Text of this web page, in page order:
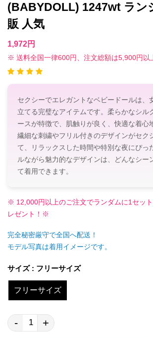
(BABYDOLL) 1247wt ラン
販 人気
1,972円
※ 送料全国一律600円、注文総額は5,900円
セクシーでエレガントなベビードールは、
立てる完璧なアイテムです。柔らかなシル
ースが特徴で、肌触りが良く、快適な着心
繊細な刺繍やフリル付きのデザインがセク
て、リラックスした時間や特別な夜にぴっ
ルながら魅力的なデザインは、どんなシー
て着用できます。
※ 12,000円以上のご注文でランダムに1セッ
レゼント！※
完全秘密厳守で全国へ配送！
モデル写真は着用イメージです。
サイズ : フリーサイズ
フリーサイズ
- +